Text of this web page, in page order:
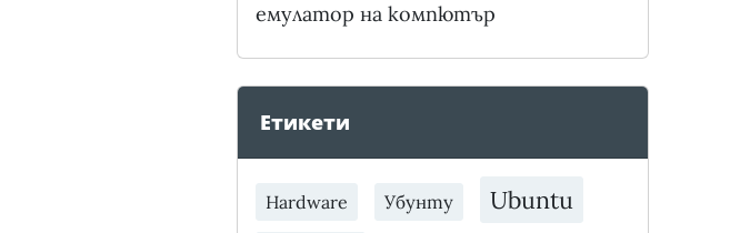
емулатор на компютър
Етикети
Hardware Убунту Ubuntu